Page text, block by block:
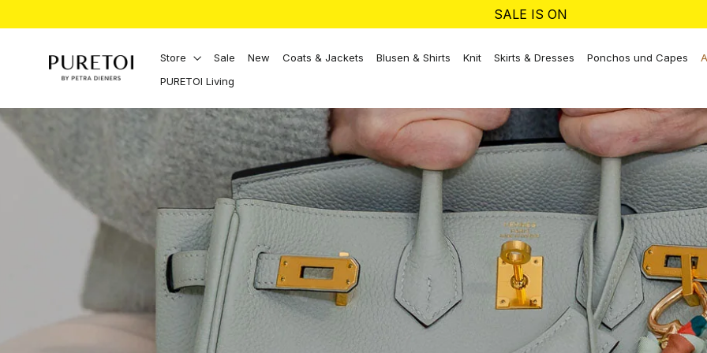
SALE IS ON
Store Sale New Coats & Jackets Blusen & Shirts Knit Skirts & Dresses Ponchos und Capes
PURETOI Living